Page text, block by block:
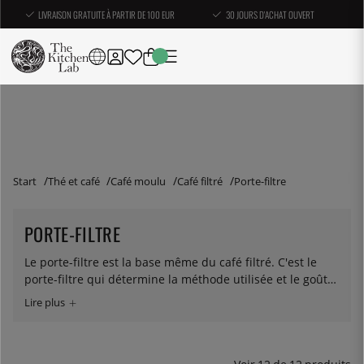
LIVRAISON GRATUITE À PARTIR DE 100 EUR 30 JOURS D'ACHAT OUVERT
Start Thé et café Café moulu Café filtré Porte-filtre
PORTE-FILTRE
Le porte-filtre est la base même du café filtré. C'est le
porte-filtre qui détermine la méthode utilisée et le goût
donné à votre café. Chez nous, vous trouverez des porte-
filtres pour les marques les plus populaires : Hario V60,